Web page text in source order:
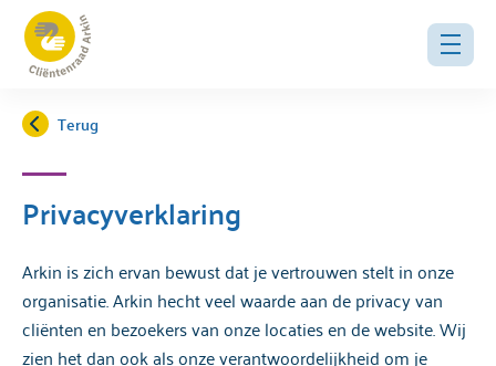
Terug
Privacyverklaring
Arkin is zich ervan bewust dat je vertrouwen stelt in onze
organisatie. Arkin hecht veel waarde aan de privacy van
cliënten en bezoekers van onze locaties en de website. Wij
zien het dan ook als onze verantwoordelijkheid om je